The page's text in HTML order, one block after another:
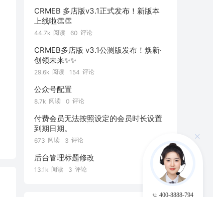
CRMEB 多店版v3.1正式发布！新版本
上线啦👏👏
44.7k 阅读 60 评论
CRMEB多店版 v3.1公测版发布！焕新·
创领未来✨️✨️
29.6k 阅读 154 评论
公众号配置
8.7k 阅读 0 评论
付费会员无法按照设定的会员时长设置
到期日期。
673 阅读 3 评论
后台管理标题修改
13.1k 阅读 3 评论
400-8888-794